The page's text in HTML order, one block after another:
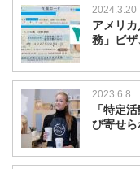
2024.3.20
アメリ
務」ビザ
2023.6.8
「特定
び寄せら